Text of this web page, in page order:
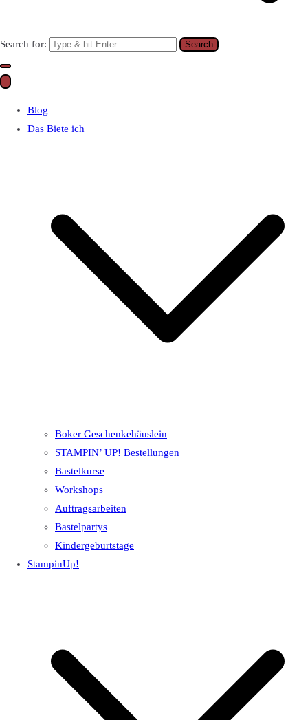
Search for:
Blog
Das Biete ich
Boker Geschenkehäuslein
STAMPIN’ UP! Bestellungen
Bastelkurse
Workshops
Auftragsarbeiten
Bastelpartys
Kindergeburtstage
StampinUp!